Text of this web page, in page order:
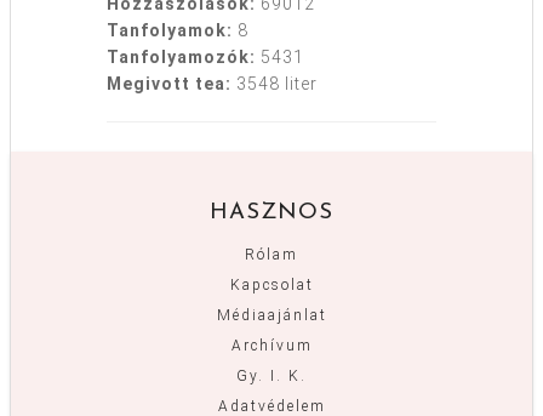
Tanfolyamok: 8
Tanfolyamozók: 5431
Megivott tea: 3548 liter
HASZNOS
Rólam
Kapcsolat
Médiaajánlat
Archívum
Gy. I. K.
Adatvédelem